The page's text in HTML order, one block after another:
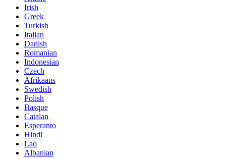
Irish
Greek
Turkish
Italian
Danish
Romanian
Indonesian
Czech
Afrikaans
Swedish
Polish
Basque
Catalan
Esperanto
Hindi
Lao
Albanian